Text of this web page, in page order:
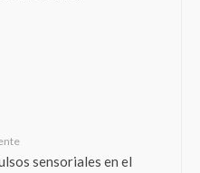
sensoriales en el